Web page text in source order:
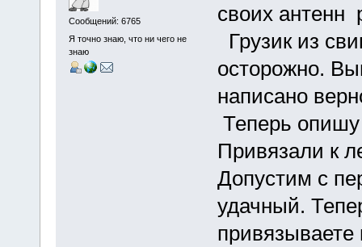
Сообщений: 6765
Я точно знаю, что ни чего не
знаю
своих антенн
Грузик из
осторожно.
написано
Теперь
Привязали к
Допустим с
удачный.
привязываете